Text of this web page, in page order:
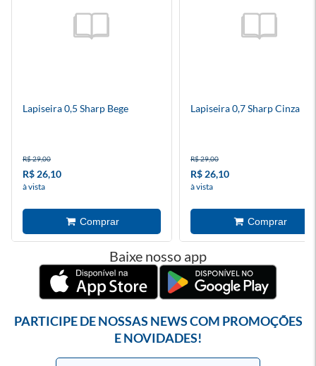
Lapiseira 0,5 Sharp Bege
R$ 29,00
R$ 26,10
à vista
Lapiseira 0,7 Sharp Cinza
R$ 29,00
R$ 26,10
à vista
Baixe nosso app
PARTICIPE DE NOSSAS NEWS COM PROMOÇÕES
E NOVIDADES!